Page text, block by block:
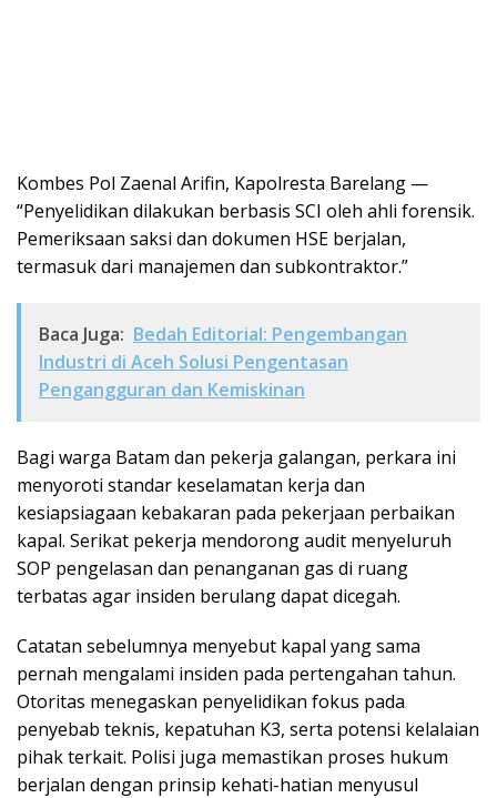
Kombes Pol Zaenal Arifin, Kapolresta Barelang —
“Penyelidikan dilakukan berbasis SCI oleh ahli forensik.
Pemeriksaan saksi dan dokumen HSE berjalan,
termasuk dari manajemen dan subkontraktor.”
Baca Juga: Bedah Editorial: Pengembangan
Industri di Aceh Solusi Pengentasan
Pengangguran dan Kemiskinan
Bagi warga Batam dan pekerja galangan, perkara ini
menyoroti standar keselamatan kerja dan
kesiapsiagaan kebakaran pada pekerjaan perbaikan
kapal. Serikat pekerja mendorong audit menyeluruh
SOP pengelasan dan penanganan gas di ruang
terbatas agar insiden berulang dapat dicegah.
Catatan sebelumnya menyebut kapal yang sama
pernah mengalami insiden pada pertengahan tahun.
Otoritas menegaskan penyelidikan fokus pada
penyebab teknis, kepatuhan K3, serta potensi kelalaian
pihak terkait. Polisi juga memastikan proses hukum
berjalan dengan prinsip kehati-hatian menyusul